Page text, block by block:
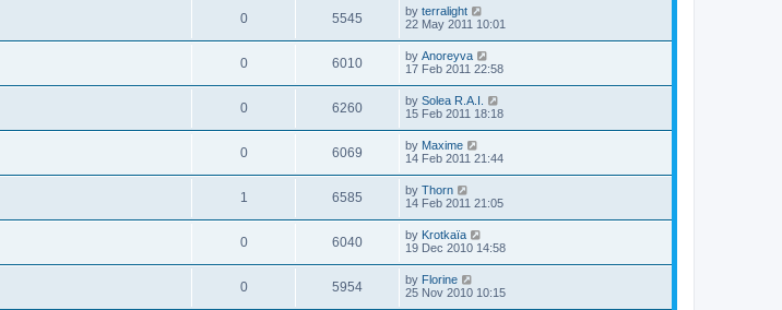
0 5545 by terralight
22 May 2011 10:01
0 6010 by Anoreyva
17 Feb 2011 22:58
0 6260 by Solea R.A.I.
15 Feb 2011 18:18
0 6069 by Maxime
14 Feb 2011 21:44
1 6585 by Thorn
14 Feb 2011 21:05
0 6040 by Krotkaïa
19 Dec 2010 14:58
0 5954 by Florine
25 Nov 2010 10:15